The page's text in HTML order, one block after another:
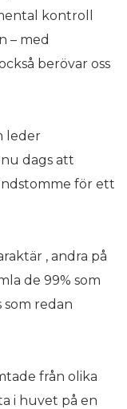
kontroll
– med
berövar oss
leder
dags att
för ett
, andra på
de 99% som
som redan
från olika
i huvet på en